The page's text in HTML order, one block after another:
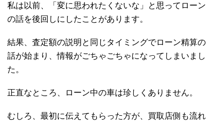
私は以前、「変に思われたくないな」と思ってローン
の話を後回しにしたことがあります。
結果、査定額の説明と同じタイミングでローン精算の
話が始まり、情報がごちゃごちゃになってしまいまし
た。
正直なところ、ローン中の車は珍しくありません。
むしろ、最初に伝えてもらった方が、買取店側も流れ